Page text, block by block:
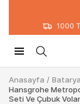
1000
Anasayfa /
Hansgrohe
Seti Ve Çubuk